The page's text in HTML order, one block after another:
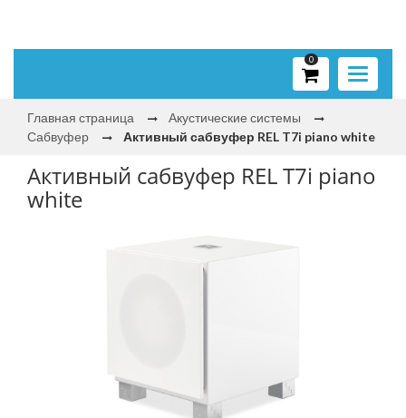
Toggle
0
Главная страница
Акустические системы
Сабвуфер
Активный сабвуфер REL T7i piano white
Активный сабвуфер REL T7i piano
white